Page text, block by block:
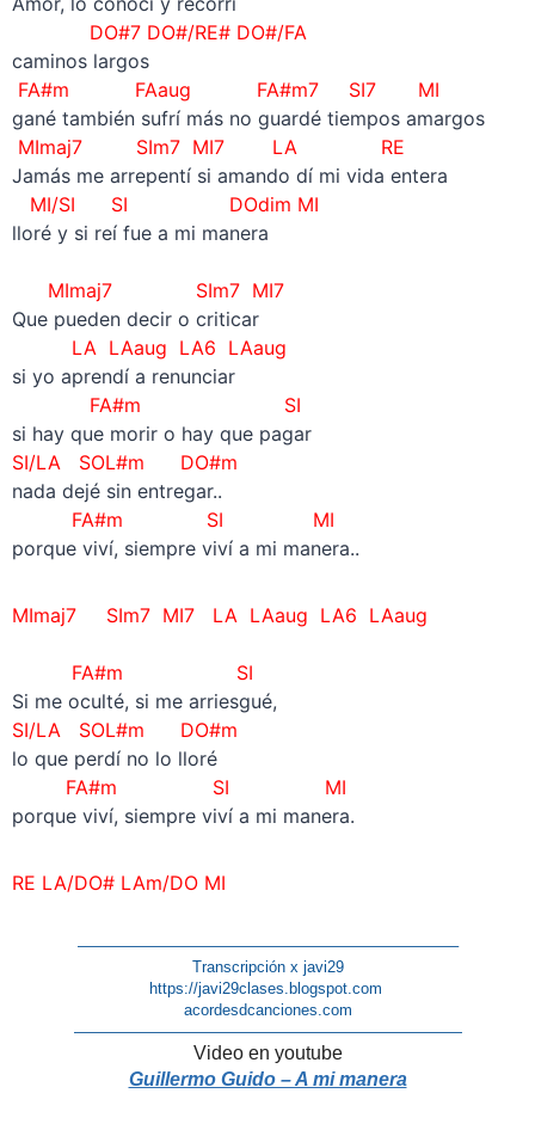
DO#7 DO#/RE# DO#/FA
caminos largos
FA#m FAaug FA#m7 SI7 MI
gané también sufrí más no guardé tiempos amargos
MImaj7 SIm7 MI7 LA RE
Jamás me arrepentí si amando dí mi vida entera
MI/SI SI DOdim MI
lloré y si reí fue a mi manera
MImaj7 SIm7 MI7
Que pueden decir o criticar
LA LAaug LA6 LAaug
si yo aprendí a renunciar
FA#m SI
si hay que morir o hay que pagar
SI/LA SOL#m DO#m
nada dejé sin entregar..
FA#m SI MI
porque viví, siempre viví a mi manera..
MImaj7 SIm7 MI7 LA LAaug LA6 LAaug
FA#m SI
Si me oculté, si me arriesgué,
SI/LA
SOL#m DO#m
lo que perdí no lo lloré
FA#m SI MI
porque viví, siempre viví a mi manera.
RE LA/DO# LAm/DO MI
————————————————————————–
Transcripción x javi29
https://javi29clases.blogspot.com
acordesdcanciones.com
—————————————————————————
Video en youtube
Guillermo Guido – A mi manera